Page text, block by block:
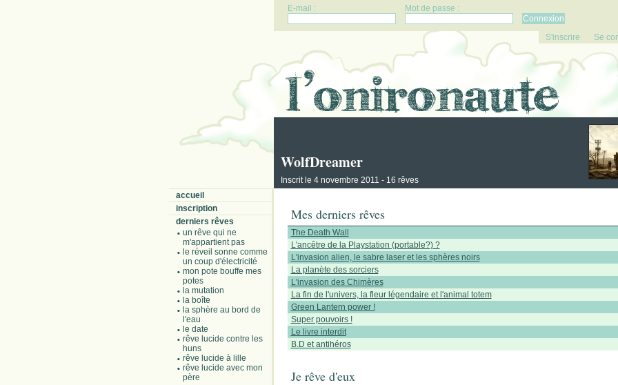
E-mail : Mot de passe :
S'inscrire Se
WolfDreamer
Inscrit le 4 novembre 2011 - 16 rêves
accueil
inscription
derniers rêves
un rêve qui ne
m'appartient pas
le réveil sonne comme
un coup d'électricité
mon pote bouffe mes
potes
la mutation
la boîte
la sphère au bord de
l'eau
le date
rêve lucide contre les
huns
rêve lucide à lille
rêve lucide avec mon
père
Mes derniers rêves
The Death Wall
L'ancêtre de la Playstation (portable?) ?
L'invasion alien, le sabre laser et les sphères noirs
La planète des sorciers
L'invasion des Chimères
La fin de l'univers, la fleur légendaire et l'animal totem
Green Lantern power !
Super pouvoirs !
Le livre interdit
B.D et antihéros
Je rêve d'eux